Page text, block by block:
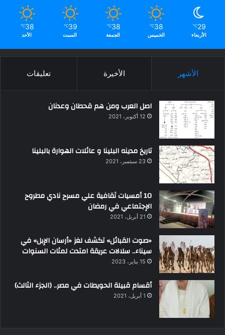
29
℃
الأربعاء
38
℃
الخميس
38
℃
الجمعة
39
℃
السبت
38
℃
الأحد
الأشهر الأخيرة تعليقات
اصل العرب ومن هم قحطان وعدنان
12 أكتوبر، 2021
تاريخ مدينه البلينا و عائلات الهوارة بالبلينا
23 سبتمبر، 2021
10 أمسيات ثقافية علي مسرح نادي مطروح
الإجتماعي في رمضان
21 أبريل، 2021
«صوت القبائل» تكشف لغز «أرسان الإبل» في
سيناء.. سلالات عريقة امتدت لمئات السنوات
15 يناير، 2023
أقسام قبيلة الحويطات في مصر.. (الجزء الثالث)
1 أبريل، 2021